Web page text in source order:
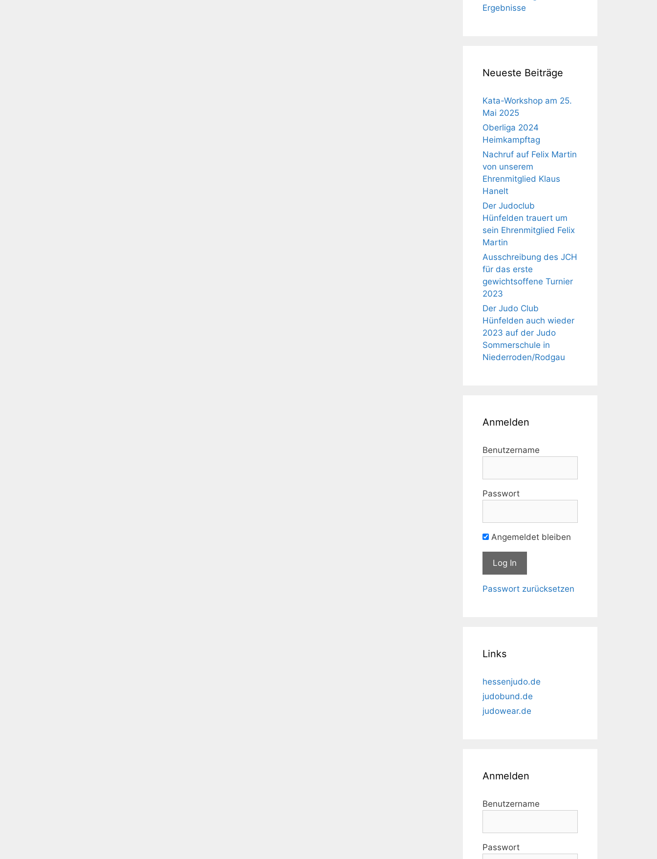
Ergebnisse
Neueste Beiträge
Kata-Workshop am 25.
Mai 2025
Oberliga 2024
Heimkampftag
Nachruf auf Felix Martin
von unserem
Ehrenmitglied Klaus
Hanelt
Der Judoclub
Hünfelden trauert um
sein Ehrenmitglied Felix
Martin
Ausschreibung des JCH
für das erste
gewichtsoffene Turnier
2023
Der Judo Club
Hünfelden auch wieder
2023 auf der Judo
Sommerschule in
Niederroden/Rodgau
Anmelden
Benutzername
Passwort
Angemeldet bleiben
Passwort zurücksetzen
Links
hessenjudo.de
judobund.de
judowear.de
Anmelden
Benutzername
Passwort